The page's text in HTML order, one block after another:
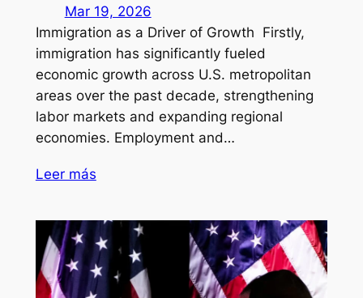
Mar 19, 2026
Immigration as a Driver of Growth Firstly,
immigration has significantly fueled
economic growth across U.S. metropolitan
areas over the past decade, strengthening
labor markets and expanding regional
economies. Employment and…
Leer más